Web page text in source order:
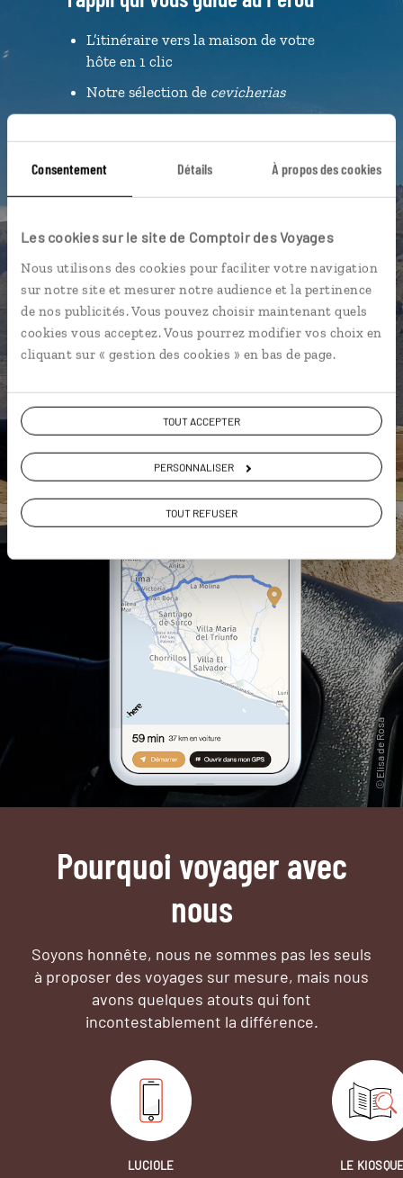
Consentement Détails À propos des cookies
Les cookies sur le site de Comptoir des Voyages
Nous utilisons des cookies pour faciliter votre navigation
sur notre site et mesurer notre audience et la pertinence
de nos publicités. Vous pouvez choisir maintenant quels
cookies vous acceptez. Vous pourrez modifier vos choix en
cliquant sur « gestion des cookies » en bas de page.
TOUT ACCEPTER
PERSONNALISER
TOUT REFUSER
L’itinéraire vers la maison de votre
hôte en 1 clic
Notre sélection de cevicherias
géolocalisés
L'album souvenirs à composer
vous-même
DÉCOUVRIR LUCIOLE
Pourquoi voyager avec
nous
Soyons honnête, nous ne sommes pas les seuls
à proposer des voyages sur mesure, mais nous
avons quelques atouts qui font
incontestablement la différence.
LUCIOLE
LE